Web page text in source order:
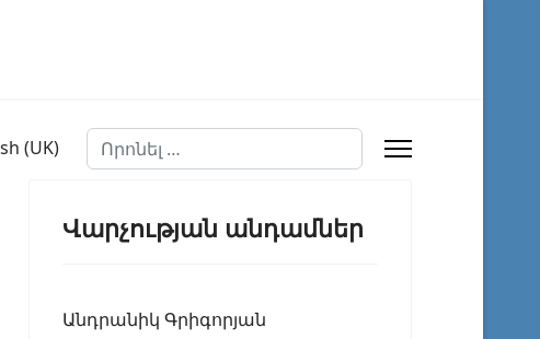
Որոնել
Վարչության անդամներ
Անդրանիկ Գրիգորյան